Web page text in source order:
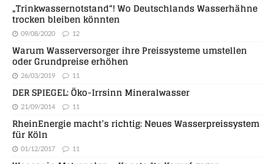
„Trinkwassernotstand“! Wo Deutschlands Wasserhähne
trocken bleiben könnten
09/08/2020 12
Warum Wasserversorger ihre Preissysteme umstellen
oder Grundpreise erhöhen
26/03/2019 11
DER SPIEGEL: Öko-Irrsinn Mineralwasser
21/09/2014 11
RheinEnergie macht’s richtig: Neues Wasserpreissystem
für Köln
01/12/2017 11